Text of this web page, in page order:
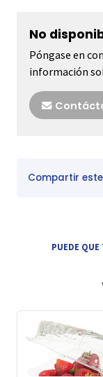
No
Póngase en
información
Compartir
PUEDE QUE